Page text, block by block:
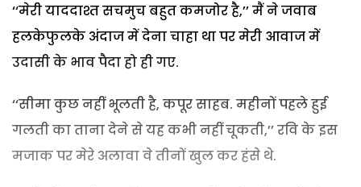
‘‘मेरी याददाश्त सचमुच बहुत कमजोर है,’’ मैं ने जवाब
हलकेफुलके अंदाज में देना चाहा था पर मेरी आवाज में
उदासी के भाव पैदा हो ही गए.
‘‘सीमा कुछ नहीं भूलती है, कपूर साहब. महीनों पहले हुई
गलती का ताना देने से यह कभी नहीं चूकती,’’ रवि के इस
मजाक पर मेरे अलावा वे तीनों खुल कर हंसे थे.